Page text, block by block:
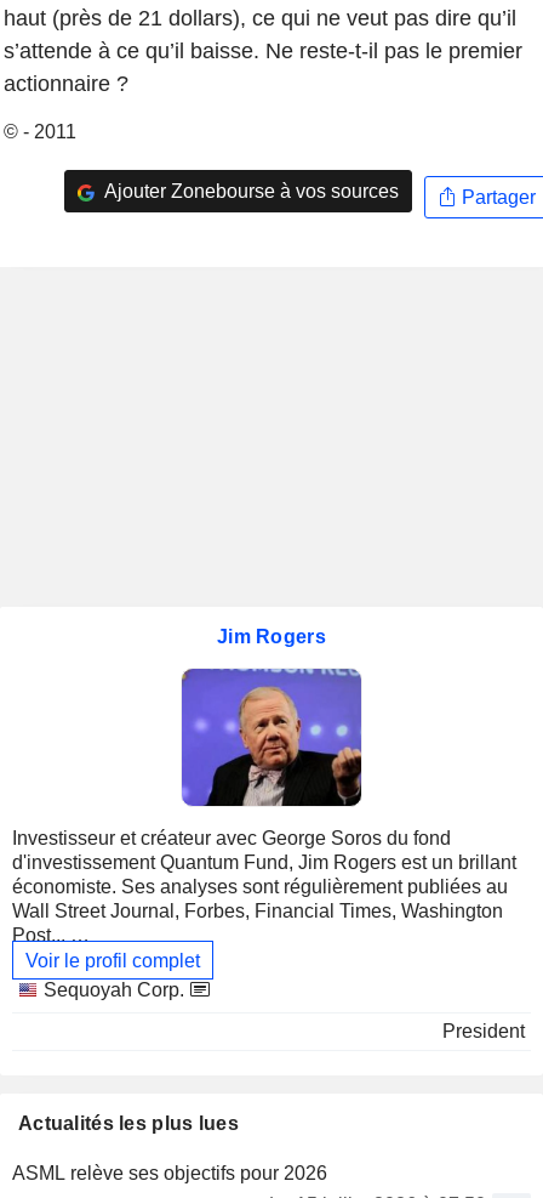
haut (près de 21 dollars), ce qui ne veut pas dire qu’il
s’attende à ce qu’il baisse. Ne reste-t-il pas le premier
actionnaire ?
© - 2011
Ajouter Zonebourse à vos sources Partager
Jim Rogers
Investisseur et créateur avec George Soros du fond
d'investissement Quantum Fund, Jim Rogers est un brillant
économiste. Ses analyses sont régulièrement publiées au
Wall Street Journal, Forbes, Financial Times, Washington
Post...
Il anime également de nombreuses émissions de télévision
1964 son premier boulot à Wall Street. Six ans plus tard, il
Bleichroederen. C'est là qu'il rencontre George Soros avec
Voir le profil complet
Principales
Sequoyah Corp.
President
Actualités les plus lues
ASML relève ses objectifs pour 2026